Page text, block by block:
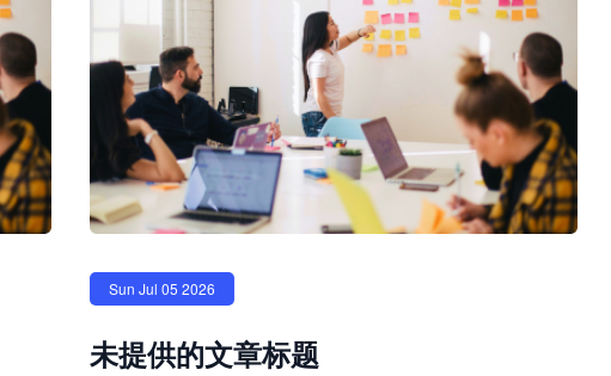
Sun Jul 05 2026
未提供的文章标题